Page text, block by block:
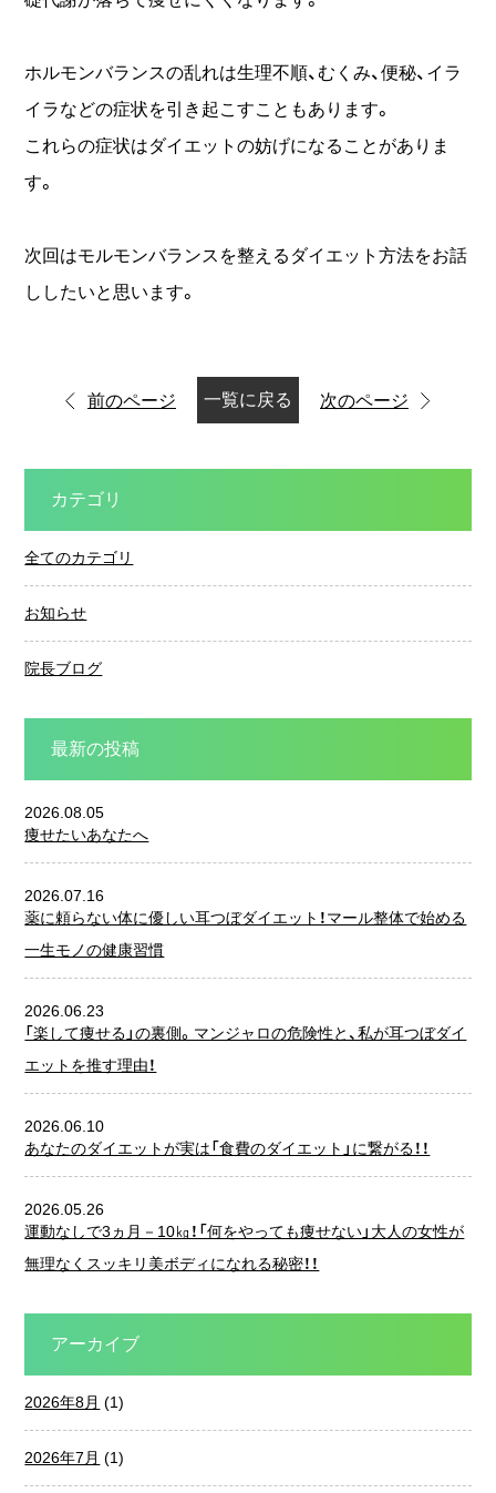
ホルモンバランスの乱れは生理不順、むくみ、便秘、イラ
イラなどの症状を引き起こすこともあります。
これらの症状はダイエットの妨げになることがありま
す。
次回はモルモンバランスを整えるダイエット方法をお話
ししたいと思います。
前のページ 一覧に戻る 次のページ
カテゴリ
全てのカテゴリ
お知らせ
院長ブログ
最新の投稿
痩せたいあなたへ
2026.08.05
薬に頼らない体に優しい耳つぼダイエット！マール整体で始める
一生モノの健康習慣
2026.07.16
「楽して痩せる」の裏側。マンジャロの危険性と、私が耳つぼダイ
エットを推す理由！
2026.06.23
あなたのダイエットが実は「食費のダイエット」に繋がる！！
2026.06.10
運動なしで3ヵ月－10㎏！「何をやっても痩せない」大人の女性が
無理なくスッキリ美ボディになれる秘密！！
2026.05.26
アーカイブ
2026年8月 (1)
2026年7月 (1)